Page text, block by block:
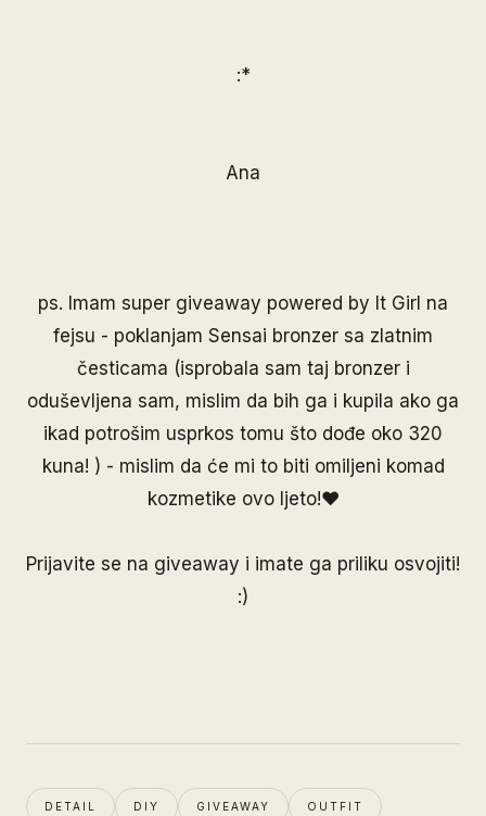
:*
Ana
ps. Imam super giveaway powered by It Girl na
fejsu - poklanjam Sensai bronzer sa zlatnim
česticama (isprobala sam taj bronzer i
oduševljena sam, mislim da bih ga i kupila ako ga
ikad potrošim usprkos tomu što dođe oko 320
kuna! ) - mislim da će mi to biti omiljeni komad
kozmetike ovo ljeto!♥
Prijavite se na giveaway i imate ga priliku osvojiti!
:)
DETAIL DIY GIVEAWAY OUTFIT